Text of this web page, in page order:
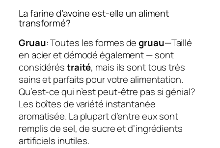
La farine d’avoine est-elle un aliment
transformé?
Gruau: Toutes les formes degruau—Taillé
en acier et démodé également — sont
considéréstraité, mais ils sont tous très
sains et parfaits pour votre alimentation.
Qu’est-ce qui n’est peut-être pas si génial?
Les boîtes de variété instantanée
aromatisée. La plupart d’entre eux sont
remplis de sel, de sucre et d’ingrédients
artificiels inutiles.